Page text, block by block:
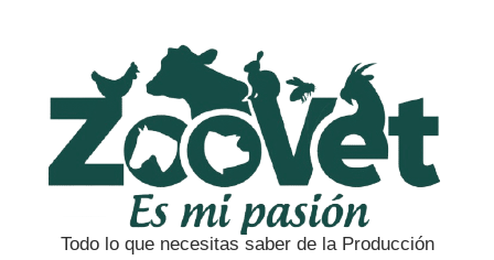
contenido
Todo lo que necesitas saber de la Producción